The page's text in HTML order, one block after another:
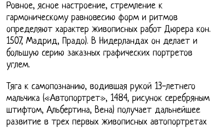
Ровное, ясное настроение, стремление к
гармоническому равновесию форм и ритмов
определяют характер живописных работ Дюрера кон.
1507, Мадрид, Прадо). В Нидерландах он делает и
большую серию заказных графических портретов
углем.
Тяга к самопознанию, водившая рукой 13-летнего
мальчика («Автопортрет», 1484, рисунок серебряным
штифтом, Альбертина, Вена) получает дальнейшее
развитие в трех первых живописных автопортретах